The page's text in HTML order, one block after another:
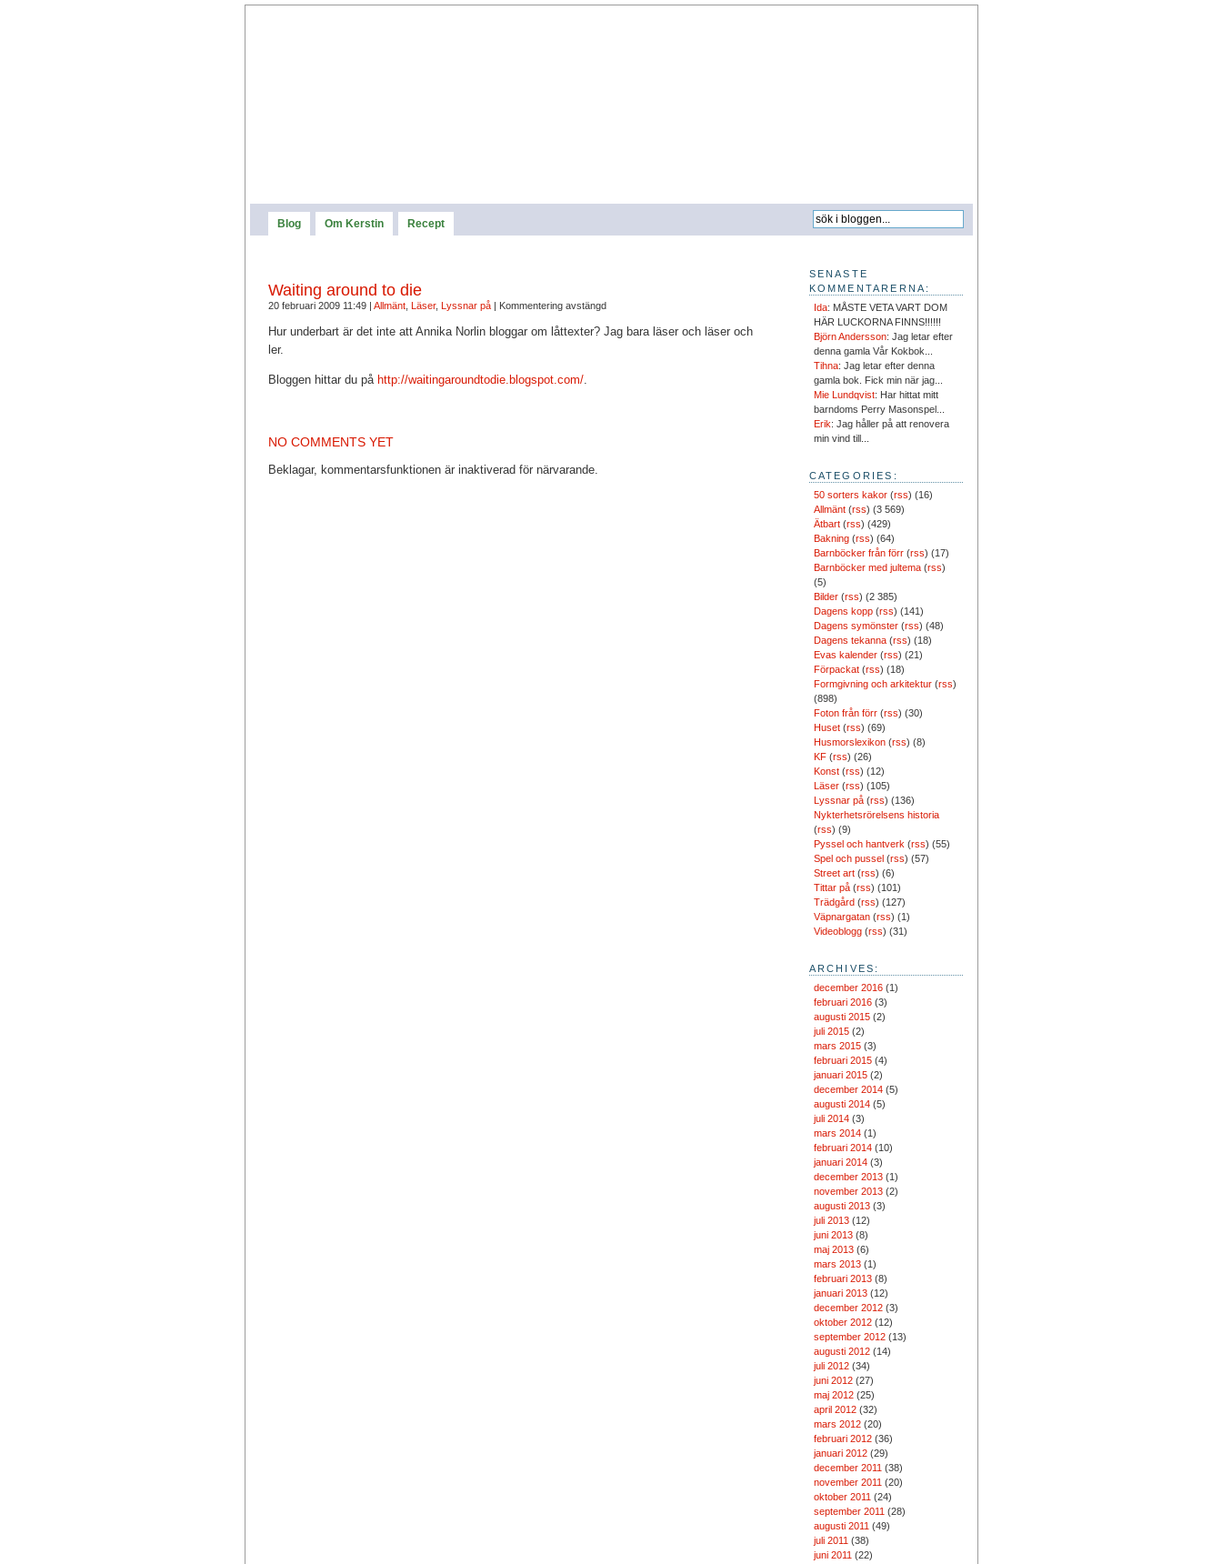
Blog Om Kerstin Recept
Waiting around to die
20 februari 2009 11:49 | Allmänt, Läser, Lyssnar på| Kommentering avstängd
Hur underbart är det inte att Annika Norlin bloggar om låttexter? Jag bara läser och läser och
ler.
Bloggen hittar du på http://waitingaroundtodie.blogspot.com/.
NO COMMENTS YET
Beklagar, kommentarsfunktionen är inaktiverad för närvarande.
SENASTE
KOMMENTARERNA:
Ida: MÅSTE VETA VART DOM
HÄR LUCKORNA FINNS!!!!!!
Björn Andersson: Jag letar efter
denna gamla Vår Kokbok...
Tihna: Jag letar efter denna
gamla bok. Fick min när jag...
Mie Lundqvist: Har hittat mitt
barndoms Perry Masonspel...
Erik: Jag håller på att renovera
min vind till...
CATEGORIES:
50 sorters kakor(rss) (16)
Allmänt(rss) (3 569)
Ätbart(rss) (429)
Bakning(rss) (64)
Barnböcker från förr(rss) (17)
Barnböcker med jultema(rss)
(5)
Bilder(rss) (2 385)
Dagens kopp(rss) (141)
Dagens symönster(rss) (48)
Dagens tekanna(rss) (18)
Evas kalender(rss) (21)
Förpackat(rss) (18)
Formgivning och arkitektur(rss)
(898)
Foton från förr(rss) (30)
Huset(rss) (69)
Husmorslexikon(rss) (8)
KF(rss) (26)
Konst(rss) (12)
Läser(rss) (105)
Lyssnar på(rss) (136)
Nykterhetsrörelsens historia
(rss) (9)
Pyssel och hantverk (rss) (55)
Spel och pussel(rss) (57)
Street art(rss) (6)
Tittar på(rss) (101)
Trädgård(rss) (127)
Väpnargatan(rss) (1)
Videoblogg(rss) (31)
ARCHIVES:
december 2016(1)
februari 2016(3)
augusti 2015(2)
juli 2015(2)
mars 2015(3)
februari 2015(4)
januari 2015(2)
december 2014(5)
augusti 2014(5)
juli 2014(3)
mars 2014(1)
februari 2014(10)
januari 2014(3)
december 2013(1)
november 2013(2)
augusti 2013(3)
juli 2013(12)
juni 2013(8)
maj 2013(6)
mars 2013(1)
februari 2013(8)
januari 2013(12)
december 2012(3)
oktober 2012(12)
september 2012(13)
augusti 2012(14)
juli 2012(34)
juni 2012(27)
maj 2012(25)
april 2012(32)
mars 2012(20)
februari 2012(36)
januari 2012(29)
december 2011 (38)
november 2011 (20)
oktober 2011 (24)
september 2011 (28)
augusti 2011 (49)
juli 2011 (38)
juni 2011 (22)